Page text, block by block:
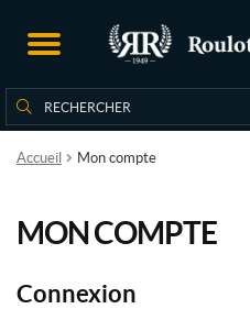
Rechercher :
Rechercher
Accueil Mon compte
MON COMPTE
Connexion